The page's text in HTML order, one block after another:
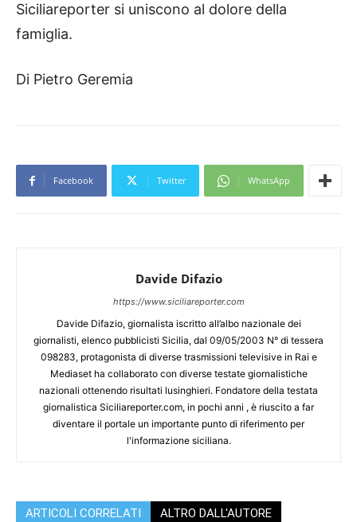
Siciliareporter si uniscono al dolore della
famiglia.
Di Pietro Geremia
Facebook Twitter WhatsApp
Davide Difazio
https://www.siciliareporter.com
Davide Difazio, giornalista iscritto all’albo nazionale dei
giornalisti, elenco pubblicisti Sicilia, dal 09/05/2003 N° di tessera
098283, protagonista di diverse trasmissioni televisive in Rai e
Mediaset ha collaborato con diverse testate giornalistiche
nazionali ottenendo risultati lusinghieri. Fondatore della testata
giornalistica Siciliareporter.com, in pochi anni , è riuscito a far
diventare il portale un importante punto di riferimento per
l'informazione siciliana.
ARTICOLI CORRELATI ALTRO DALL'AUTORE